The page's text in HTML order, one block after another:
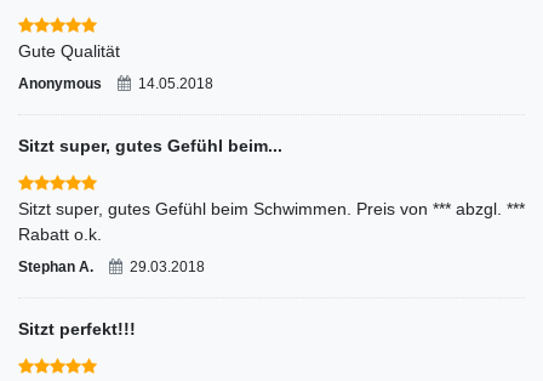
Gute Qualität
Anonymous 14.05.2018
Sitzt super, gutes Gefühl beim...
Sitzt super, gutes Gefühl beim Schwimmen. Preis von *** abzgl. ***
Rabatt o.k.
Stephan A. 29.03.2018
Sitzt perfekt!!!